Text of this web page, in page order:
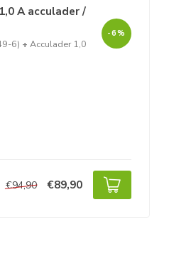
A acculader /
6) + Acculader 1,0
-6%
€94,90 €89,90